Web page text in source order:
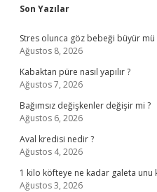
Sidebar
Son Yazılar
Stres olunca göz bebeği büyür mü
Ağustos 8, 2026
Kabaktan püre nasıl yapılır ?
Ağustos 7, 2026
Bağımsız değişkenler değişir mi ?
Ağustos 6, 2026
Aval kredisi nedir ?
Ağustos 4, 2026
1 kilo köfteye ne kadar galeta unu
Ağustos 3, 2026